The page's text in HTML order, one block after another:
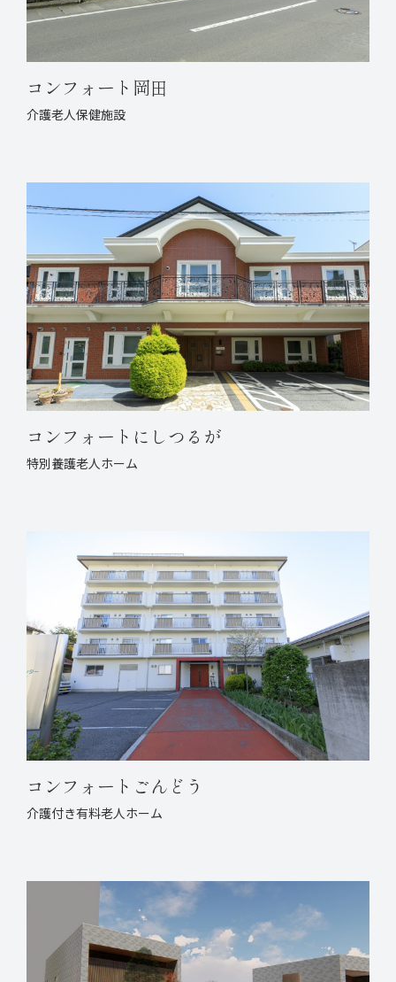
コンフォート岡田
介護老人保健施設
コンフォートにしつるが
特別養護老人ホーム
コンフォートごんどう
介護付き有料老人ホーム